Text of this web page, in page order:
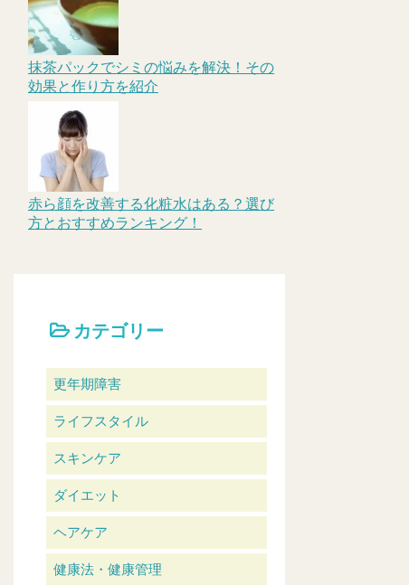
抹茶パックでシミの悩みを解決！その
効果と作り方を紹介
赤ら顔を改善する化粧水はある？選び
方とおすすめランキング！
カテゴリー
更年期障害
ライフスタイル
スキンケア
ダイエット
ヘアケア
健康法・健康管理